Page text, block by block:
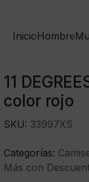
InicioHombre
11
color rojo
SKU: 33997XS
Categorías:
Más con